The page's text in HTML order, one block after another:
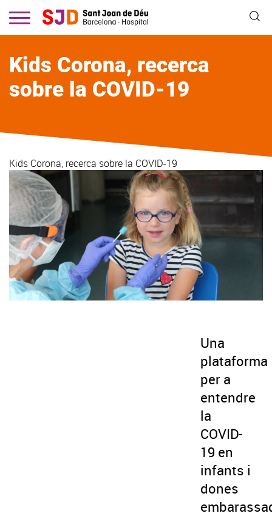
contingut
Kids Corona, recerca
sobre la COVID-19
Kids Corona, recerca sobre la COVID-19
Una
plataforma
per a
entendre
la
COVID-
19 en
infants i
dones